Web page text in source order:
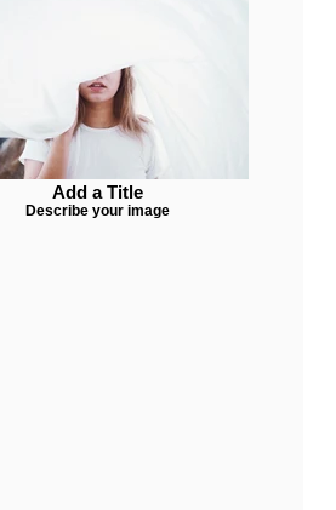
Add a Title
Describe your image